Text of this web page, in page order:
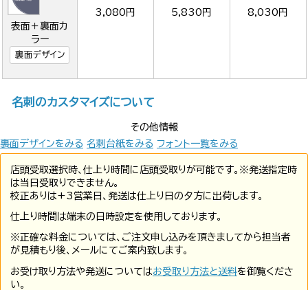
表面＋裏面カ
ラー
裏面デザイン
3,080円 5,830円 8,030円
名刺のカスタマイズについて
その他情報
裏面デザインをみる 名刺台紙をみる フォント一覧をみる
店頭受取選択時、仕上り時間に店頭受取りが可能です。※発送指定時
は当日受取りできません。
校正ありは+3営業日、発送は仕上り日の夕方に出荷します。
仕上り時間は端末の日時設定を使用しております。
※正確な料金については、ご注文申し込みを頂きましてから担当者
が見積もり後、メールにてご案内致します。
お受け取り方法や発送についてはお受取り方法と送料を御覧くださ
い。